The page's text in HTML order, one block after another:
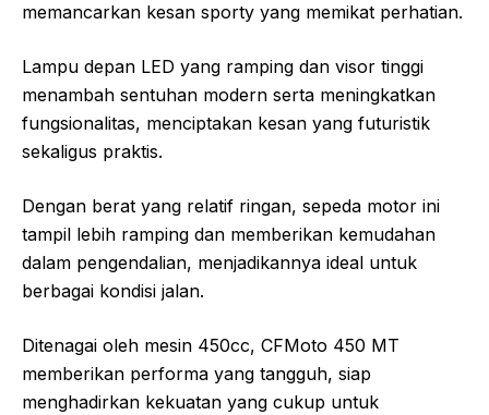
memancarkan kesan sporty yang memikat perhatian.
Lampu depan LED yang ramping dan visor tinggi
menambah sentuhan modern serta meningkatkan
fungsionalitas, menciptakan kesan yang futuristik
sekaligus praktis.
Dengan berat yang relatif ringan, sepeda motor ini
tampil lebih ramping dan memberikan kemudahan
dalam pengendalian, menjadikannya ideal untuk
berbagai kondisi jalan.
Ditenagai oleh mesin 450cc, CFMoto 450 MT
memberikan performa yang tangguh, siap
menghadirkan kekuatan yang cukup untuk